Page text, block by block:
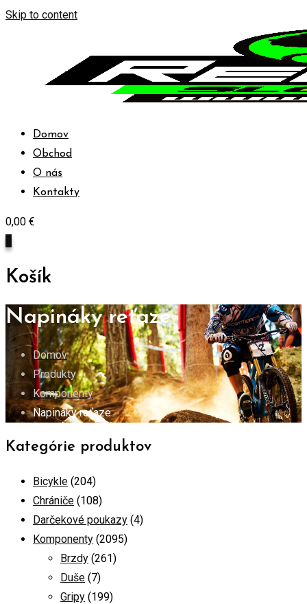
Skip to content
Domov
Obchod
O nás
Kontakty
0,00 €
Košík
Napináky reťaze
Domov
Produkty
Komponenty
Napináky reťaze
Kategórie produktov
Bicykle (204)
Chrániče (108)
Darčekové poukazy (4)
Komponenty (2095)
Brzdy (261)
Duše (7)
Gripy (199)